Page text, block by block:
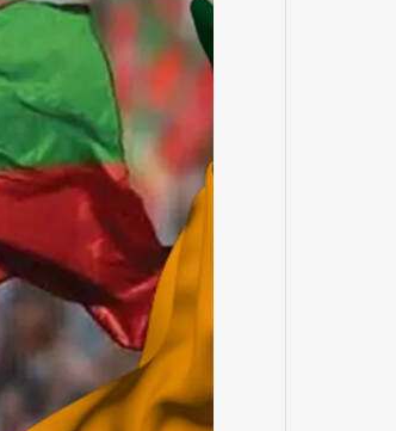
انتخابات،عوام
نے
لیگ
اور
پیپلزپارٹی
کو
مسترد
کردیا،